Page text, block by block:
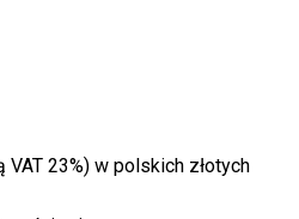
23%) w polskich złotych